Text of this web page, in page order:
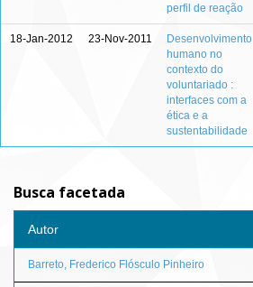
perfil de reação
18-Jan-2012 23-Nov-2011
Desenvolvimento
humano no
contexto do
voluntariado :
interfaces com a
ética e a
sustentabilidade
Busca facetada
Autor
Barreto, Frederico Flósculo Pinheiro